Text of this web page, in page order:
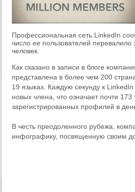
Профессиональная сеть LinkedIn
число ее пользователей
человек.
Как сказано в записи в блоге
представлена в более чем 200
19 языках. Каждую секунду к
новых члена, что означает почти
зарегистрированных профилей в
В честь преодоленного рубежа,
инфографику, посвященную своим